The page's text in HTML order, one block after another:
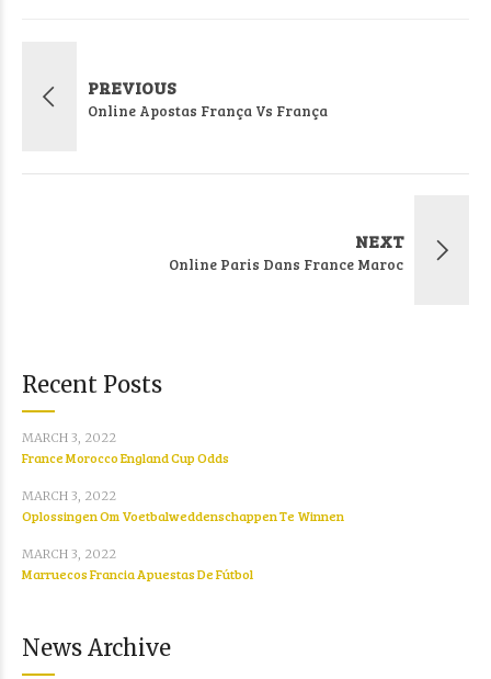
PREVIOUS
Online Apostas França Vs França
NEXT
Online Paris Dans France Maroc
Recent Posts
MARCH 3, 2022
France Morocco England Cup Odds
MARCH 3, 2022
Oplossingen Om Voetbalweddenschappen Te Winnen
MARCH 3, 2022
Marruecos Francia Apuestas De Fútbol
News Archive